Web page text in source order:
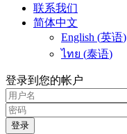
联系我们
简体中文
English (英语)
ไทย (泰语)
登录到您的帐户
登录